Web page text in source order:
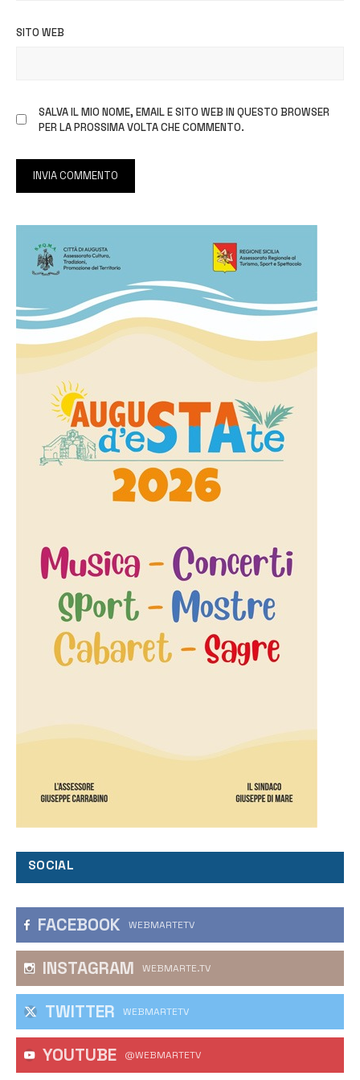
SITO WEB
SALVA IL MIO NOME, EMAIL E SITO WEB IN QUESTO BROWSER
PER LA PROSSIMA VOLTA CHE COMMENTO.
SOCIAL
FACEBOOK WEBMARTETV
INSTAGRAM WEBMARTE.TV
TWITTER WEBMARTETV
YOUTUBE @WEBMARTETV